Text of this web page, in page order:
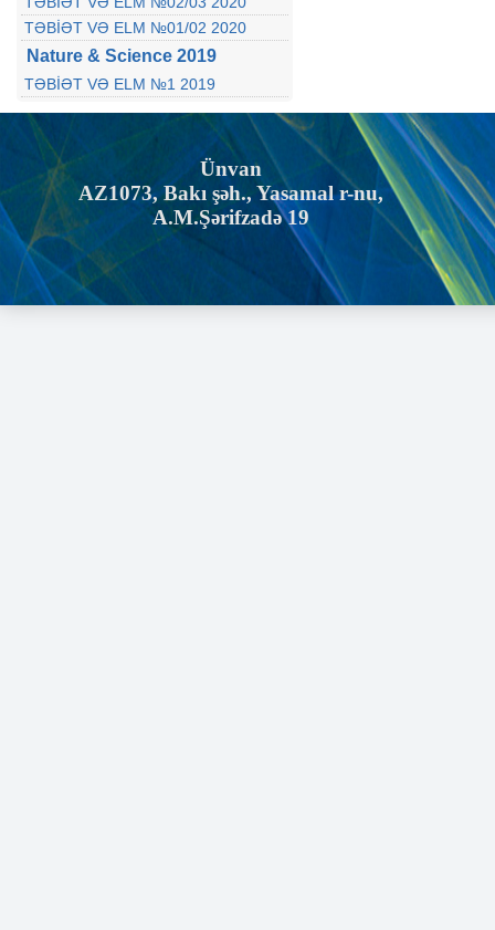
TƏBİƏT VƏ ELM №01/02 2020
Nature & Science 2019
TƏBİƏT VƏ ELM №1 2019
Ünvan
AZ1073, Bakı şəh., Yasamal r-nu,
A.M.Şərifzadə 19